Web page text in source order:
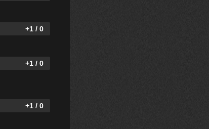
+1 / 0
+1 / 0
+1 / 0